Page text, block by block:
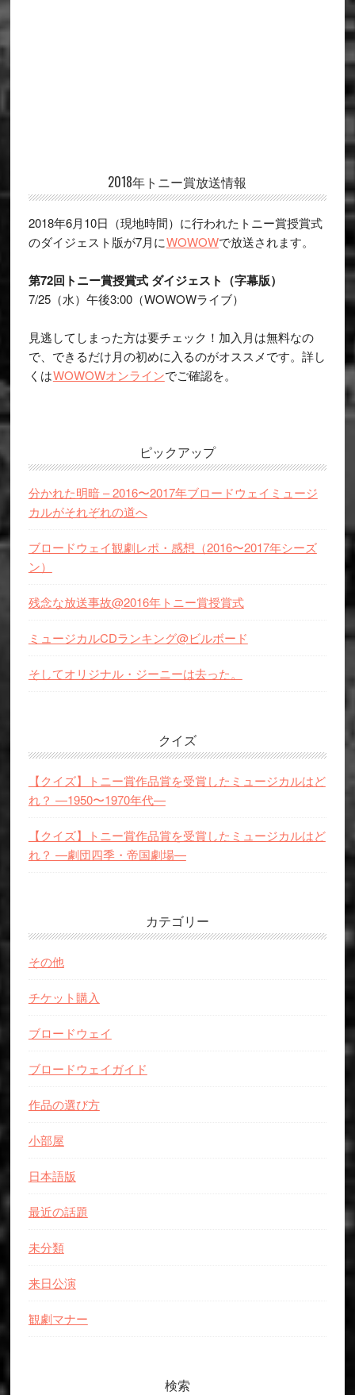
Sidebar
2018年トニー賞放送情報
2018年6月10日（現地時間）に行われたトニー賞授賞式
のダイジェスト版が7月にWOWOWで放送されます。
第72回トニー賞授賞式 ダイジェスト（字幕版）
7/25（水）午後3:00（WOWOWライブ）
見逃してしまった方は要チェック！加入月は無料なの
で、できるだけ月の初めに入るのがオススメです。詳し
くはWOWOWオンラインでご確認を。
ピックアップ
分かれた明暗 – 2016〜2017年ブロードウェイミュージ
カルがそれぞれの道へ
ブロードウェイ観劇レポ・感想（2016〜2017年シーズ
ン）
残念な放送事故@2016年トニー賞授賞式
ミュージカルCDランキング@ビルボード
そしてオリジナル・ジーニーは去った。
クイズ
【クイズ】トニー賞作品賞を受賞したミュージカルはど
れ？ —1950〜1970年代—
【クイズ】トニー賞作品賞を受賞したミュージカルはど
れ？ —劇団四季・帝国劇場—
カテゴリー
その他
チケット購入
ブロードウェイ
ブロードウェイガイド
作品の選び方
小部屋
日本語版
最近の話題
未分類
来日公演
観劇マナー
検索